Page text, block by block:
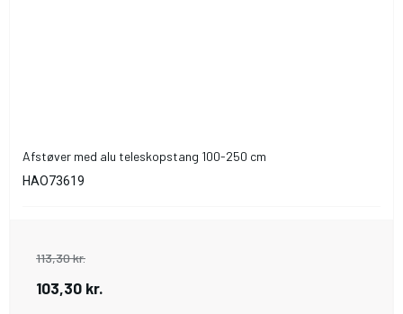
Afstøver med alu teleskopstang 100-250 cm
HAO73619
113,30 kr.
103,30 kr.